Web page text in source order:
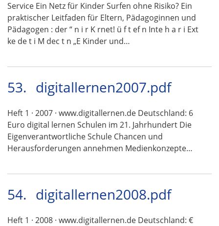
Service Ein Netz für Kinder Surfen ohne Risiko? Ein
praktischer Leitfaden für Eltern, Pädagoginnen und
Pädagogen : der “ n i r K rnet! ü f t ef n Inte h a r i Ext
ke de t i M dec t n „E Kinder und…
53. digitallernen2007.pdf
Heft 1 · 2007 · www.digitallernen.de Deutschland: 6
Euro digital lernen Schulen im 21. Jahrhundert Die
Eigenverantwortliche Schule Chancen und
Herausforderungen annehmen Medienkonzepte…
54. digitallernen2008.pdf
Heft 1 · 2008 · www.digitallernen.de Deutschland: €